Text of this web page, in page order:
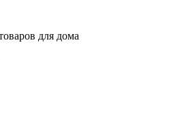
для дома